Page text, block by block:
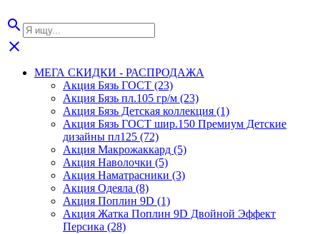
search
close
МЕГА СКИДКИ - РАСПРОДАЖА
Акция Бязь ГОСТ (23)
Акция Бязь пл.105 гр/м (23)
Акция Бязь Детская коллекция (1)
Акция Бязь ГОСТ шир.150 Премиум Детские
дизайны пл125 (72)
Акция Макрожаккард (5)
Акция Наволочки (5)
Акция Наматрасники (3)
Акция Одеяла (8)
Акция Поплин 9D (1)
Акция Жатка Поплин 9D Двойной Эффект
Персика (28)